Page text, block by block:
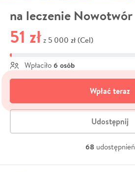
na leczenie Nowotwór
51 zł z 5 000 zł (Cel)
Wpłaciło 6 osób
Wpłać teraz
Udostępnij
68 udostępnień